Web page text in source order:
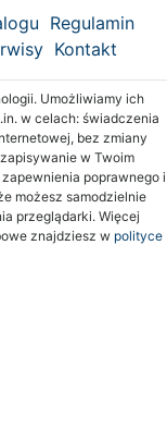
Regulamin
Kontakt
Umożliwiamy ich
w celach: świadczenia
bez zmiany
w Twoim
poprawnego i
możesz samodzielnie
przeglądarki. Więcej
znajdziesz w polityce